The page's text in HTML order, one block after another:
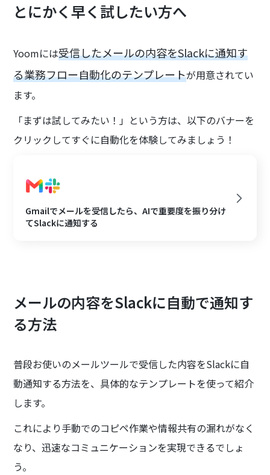
とにかく早く試したい方へ
Yoomには受信したメールの内容をSlackに通知す
る業務フロー自動化のテンプレートが用意されてい
ます。
「まずは試してみたい！」という方は、以下のバナーを
クリックしてすぐに自動化を体験してみましょう！
Gmailでメールを受信したら、AIで重要度を振り分け
てSlackに通知する
メールの内容をSlackに自動で通知す
る方法
普段お使いのメールツールで受信した内容をSlackに自
動通知する方法を、具体的なテンプレートを使って紹介
します。
これにより手動でのコピペ作業や情報共有の漏れがなく
なり、迅速なコミュニケーションを実現できるでしょ
う。